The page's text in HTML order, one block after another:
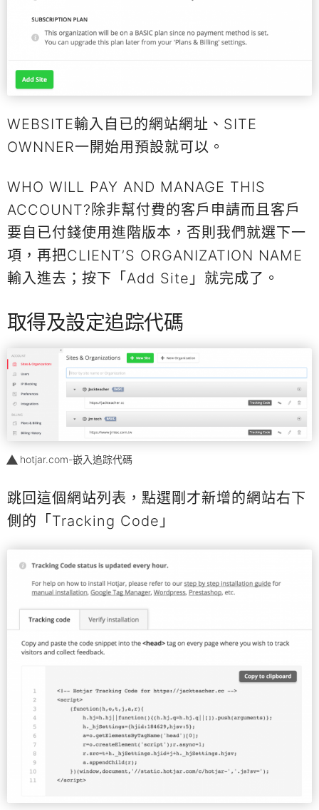
WEBSITE輸入自已的網站網址、SITE
OWNNER一開始用預設就可以。
WHO WILL PAY AND MANAGE THIS
ACCOUNT?除非幫付費的客戶申請而且客戶
要自已付錢使用進階版本，否則我們就選下一
項，再把CLIENT’S ORGANIZATION NAME
輸入進去；按下「Add Site」就完成了。
取得及設定追踪代碼
hotjar.com-嵌入追踪代碼
跳回這個網站列表，點選剛才新增的網站右下
側的「Tracking Code」